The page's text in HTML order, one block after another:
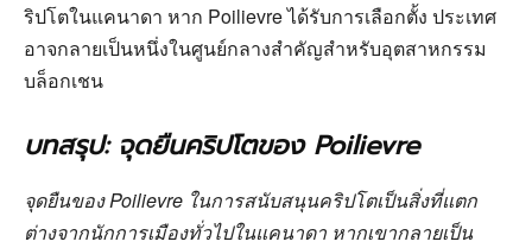
ริปโตในแคนาดา หาก Poilievre ได้รับการเลือกตั้ง ประเทศ
อาจกลายเป็นหนึ่งในศูนย์กลางสำคัญสำหรับอุตสาหกรรม
บล็อกเชน
บทสรุป: จุดยืนคริปโตของ Poilievre
จุดยืนของ Poilievre ในการสนับสนุนคริปโตเป็นสิ่งที่แตก
ต่างจากนักการเมืองทั่วไปในแคนาดา หากเขากลายเป็น